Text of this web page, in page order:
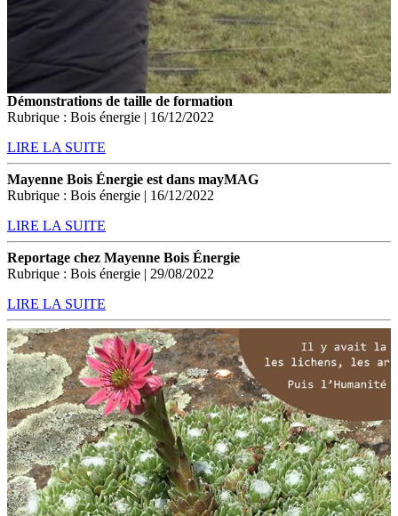
Démonstrations de taille de formation
Rubrique : Bois énergie | 16/12/2022
LIRE LA SUITE
Mayenne Bois Énergie est dans mayMAG
Rubrique : Bois énergie | 16/12/2022
LIRE LA SUITE
Reportage chez Mayenne Bois Énergie
Rubrique : Bois énergie | 29/08/2022
LIRE LA SUITE